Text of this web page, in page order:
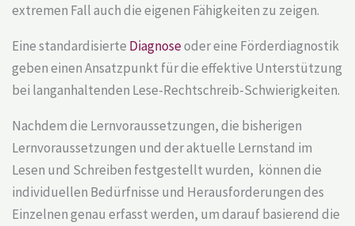
extremen Fall auch die eigenen Fähigkeiten zu zeigen.
Eine standardisierte Diagnoseoder eine Förderdiagnostik
geben einen Ansatzpunkt für die effektive Unterstützung
bei langanhaltenden Lese-Rechtschreib-Schwierigkeiten.
Nachdem die Lernvoraussetzungen, die bisherigen
Lernvoraussetzungen und der aktuelle Lernstand im
Lesen und Schreiben festgestellt wurden, können die
individuellen Bedürfnisse und Herausforderungen des
Einzelnen genau erfasst werden, um darauf basierend die